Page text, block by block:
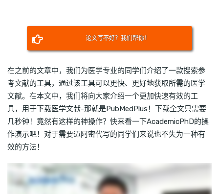
论文写不好？我们帮你！
在之前的文章中，我们为医学专业的同学们介绍了一款搜索参
考文献的工具，通过该工具可以更快、更好地获取所需的医学
文献。在本文中，我们将向大家介绍一个更加快速有效的工
具，用于下载医学文献-那就是PubMedPlus！下载全文只需要
几秒钟！竟然有这样的神操作？快来看一下AcademicPhD的操
作演示吧！对于需要迈阿密代写的同学们来说也不失为一种有
效的方法！